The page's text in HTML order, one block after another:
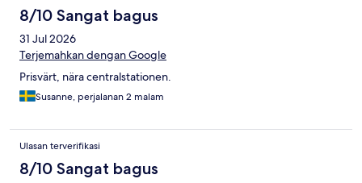
8/10 Sangat bagus
31 Jul 2026
Terjemahkan dengan Google
Prisvärt, nära centralstationen.
Susanne, perjalanan 2 malam
Ulasan terverifikasi
8/10 Sangat bagus